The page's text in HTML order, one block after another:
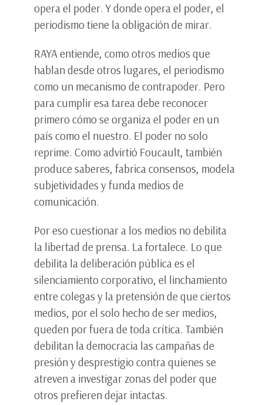
opera el poder. Y donde opera el poder, el
periodismo tiene la obligación de mirar.
RAYA entiende, como otros medios que
hablan desde otros lugares, el periodismo
como un mecanismo de contrapoder. Pero
para cumplir esa tarea debe reconocer
primero cómo se organiza el poder en un
país como el nuestro. El poder no solo
reprime. Como advirtió Foucault, también
produce saberes, fabrica consensos, modela
subjetividades y funda medios de
comunicación.
Por eso cuestionar a los medios no debilita
la libertad de prensa. La fortalece. Lo que
debilita la deliberación pública es el
silenciamiento corporativo, el linchamiento
entre colegas y la pretensión de que ciertos
medios, por el solo hecho de ser medios,
queden por fuera de toda crítica. También
debilitan la democracia las campañas de
presión y desprestigio contra quienes se
atreven a investigar zonas del poder que
otros prefieren dejar intactas.